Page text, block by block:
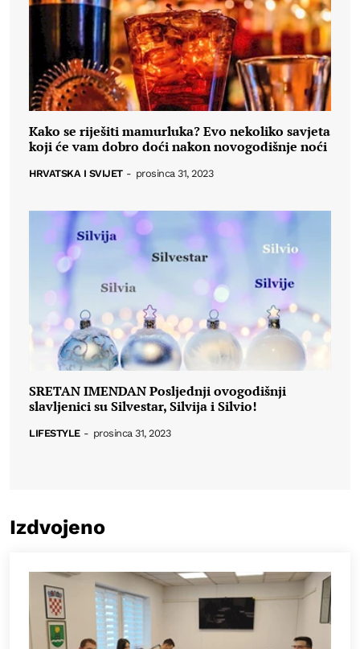
Kako se riješiti mamurluka? Evo nekoliko savjeta
koji će vam dobro doći nakon novogodišnje noći
HRVATSKA I SVIJET - prosinca 31, 2023
SRETAN IMENDAN Posljednji ovogodišnji
slavljenici su Silvestar, Silvija i Silvio!
LIFESTYLE - prosinca 31, 2023
Izdvojeno